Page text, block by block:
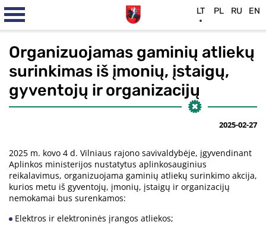
Organizuojamas gaminių atliekų
surinkimas iš įmonių, įstaigų,
gyventojų ir organizacijų
2025-02-27
2025 m. kovo 4 d. Vilniaus rajono savivaldybėje, įgyvendinant
Aplinkos ministerijos nustatytus aplinkosauginius
reikalavimus, organizuojama gaminių atliekų surinkimo akcija,
kurios metu iš gyventojų, įmonių, įstaigų ir organizacijų
nemokamai bus surenkamos:
Elektros ir elektroninės įrangos atliekos;
LT PL RU EN